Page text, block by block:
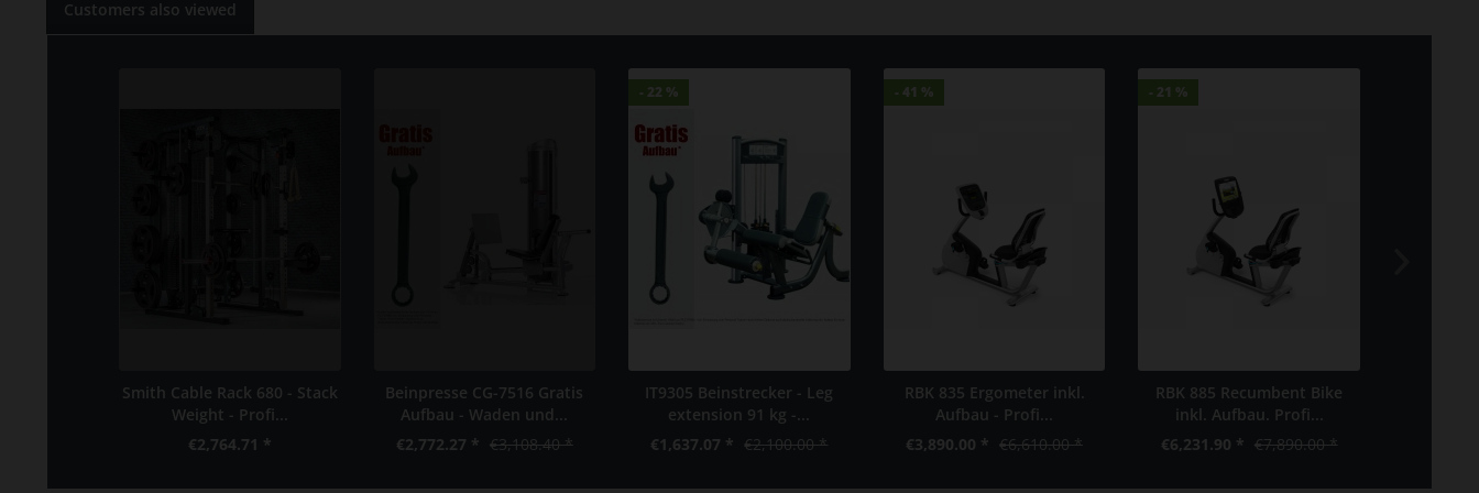
Customers also viewed
Smith Cable Rack 680 - Stack
Weight - Profi...
€2,764.71 *
Beinpresse CG-7516 Gratis
Aufbau - Waden und...
€2,772.27 * €3,108.40 *
- 22 %
- 22 %
IT9305 Beinstrecker - Leg
extension 91 kg -...
€1,637.07 * €2,100.00 *
- 41 %
- 41 %
RBK 835 Ergometer inkl.
Aufbau - Profi...
€3,890.00 * €6,610.00 *
- 21 %
- 21 %
RBK 885 Recumbent Bike
inkl. Aufbau. Profi...
€6,231.90 * €7,890.00 *